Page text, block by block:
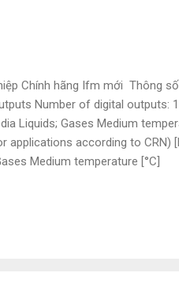
Chính hãng Ifm mới Thông
Number of digital
Liquids; Gases Medium
according to
Medium temperature [°C]
bao luôn thị trường Để được tư